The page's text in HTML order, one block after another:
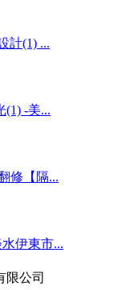
計(1) ...
(1) -美...
修【隔...
水伊東市...
限公司